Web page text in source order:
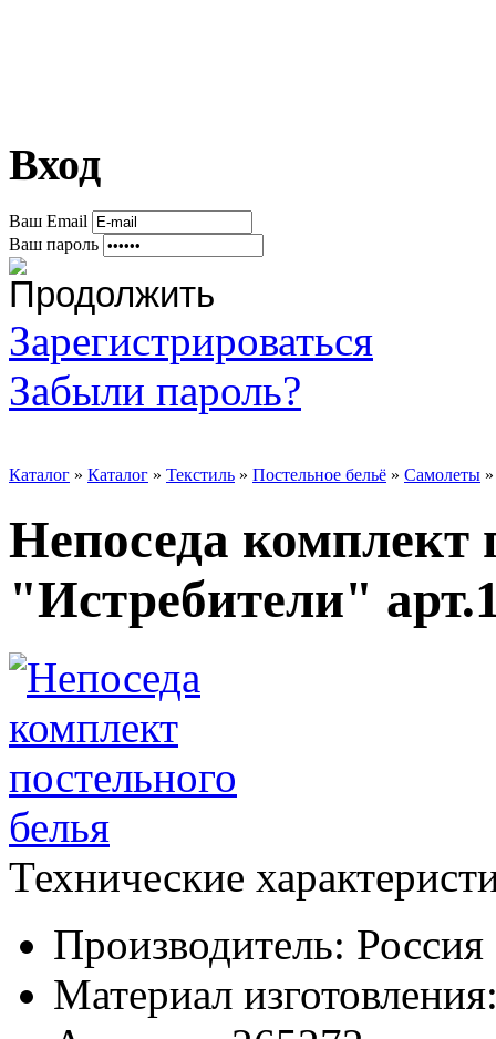
Вход
Ваш Email
Ваш пароль
Зарегистрироваться
Забыли пароль?
Каталог » Каталог » Текстиль » Постельное бельё » Самолеты
Непоседа комплект
"Истребители"
Технические
Производитель: Россия
Материал